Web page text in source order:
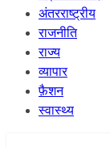
अंतरराष्ट्रीय
राजनीति
राज्य
व्यापार
फ़ैशन
स्वास्थ्य